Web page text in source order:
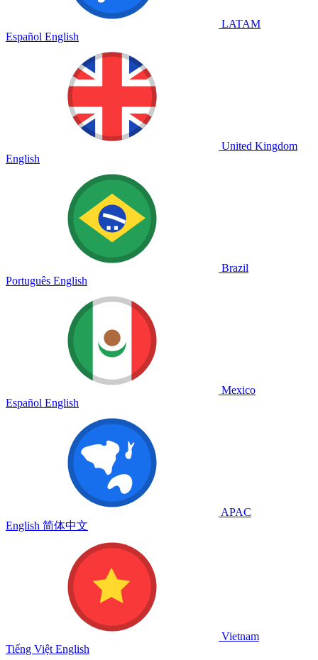
LATAM
Español English
United Kingdom
English
Brazil
Português English
Mexico
Español English
APAC
English 简体中文
Vietnam
Tiếng Việt English